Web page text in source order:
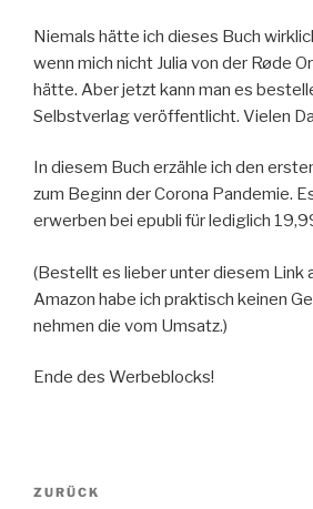
Niemals hätte ich dieses Buch
wenn mich nicht Julia von der Røde
hätte. Aber jetzt kann man es
Selbstverlag veröffentlicht. Vielen
In diesem Buch erzähle ich den
zum Beginn der Corona Pandemie.
erwerben bei epubli für lediglich
(Bestellt es lieber unter diesem Link
Amazon habe ich praktisch keinen
nehmen die vom Umsatz.)
Ende des Werbeblocks!
Beitragsnavigation
Vorheriger
ZURÜCK